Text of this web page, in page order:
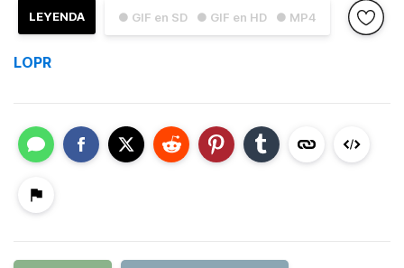
● GIF en SD ● GIF en HD ● MP4
LEYENDA
LOPR